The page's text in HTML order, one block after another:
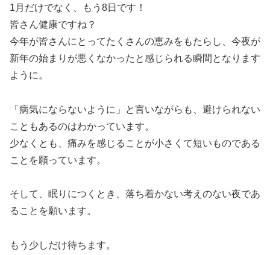
1月だけでなく、もう8日です！
皆さん健康ですね？
今年が皆さんにとってたくさんの恵みをもたらし、今夜が
新年の始まりが悪くなかったと感じられる瞬間となります
ように。
「病気にならないように」と言いながらも、避けられない
こともあるのはわかっています。
少なくとも、痛みを感じることが小さくて短いものである
ことを願っています。
そして、眠りにつくとき、落ち着かない考えのない夜であ
ることを願います。
もう少しだけ待ちます。